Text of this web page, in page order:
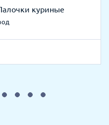
куриные